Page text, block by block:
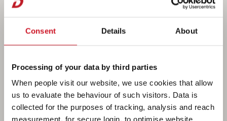
Consent Details About
Processing of your data by third parties
When people visit our website, we use cookies that allow
us to evaluate the behaviour of such visitors. Data is
collected for the purposes of tracking, analysis and reach
measurement, for secure login, to optimise website
estarán encantados con la ducha que se obtiene al
recomendamos que probéis la experiencia.
Después de un largo viaje, no hay nada mejor que
aseo Vario te lo pone tan fácil!